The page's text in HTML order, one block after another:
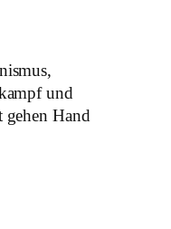
und
gehen Hand